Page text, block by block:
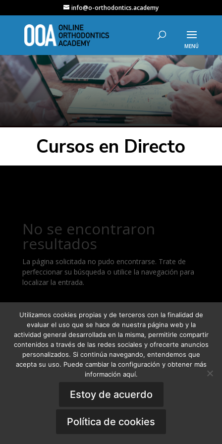
info@o-orthodontics.academy
Cursos en Directo
No se encontraron
resultados
La página solicitada no pudo encontrarse. Trate de
perfeccionar su búsqueda o utilice la navegación para
localizar la entrada.
Condiciones Generales de Venta
Términos y condiciones
Política de Privacidad
Aviso Legal
Política de Cookies
General Terms of Sale·Privacy Policy
Copyright © 2019 - OOA Online Orthodontics
Utilizamos cookies propias y de terceros con la finalidad de
evaluar el uso que se hace de nuestra página web y la
actividad general desarrollada en la misma, permitirle compartir
contenidos a través de las redes sociales y ofrecerte anuncios
personalizados. Si continúa navegando, entendemos que
acepta su uso. Puede cambiar la configuración y obtener más
información aquí.
Estoy de acuerdo
Política de cookies